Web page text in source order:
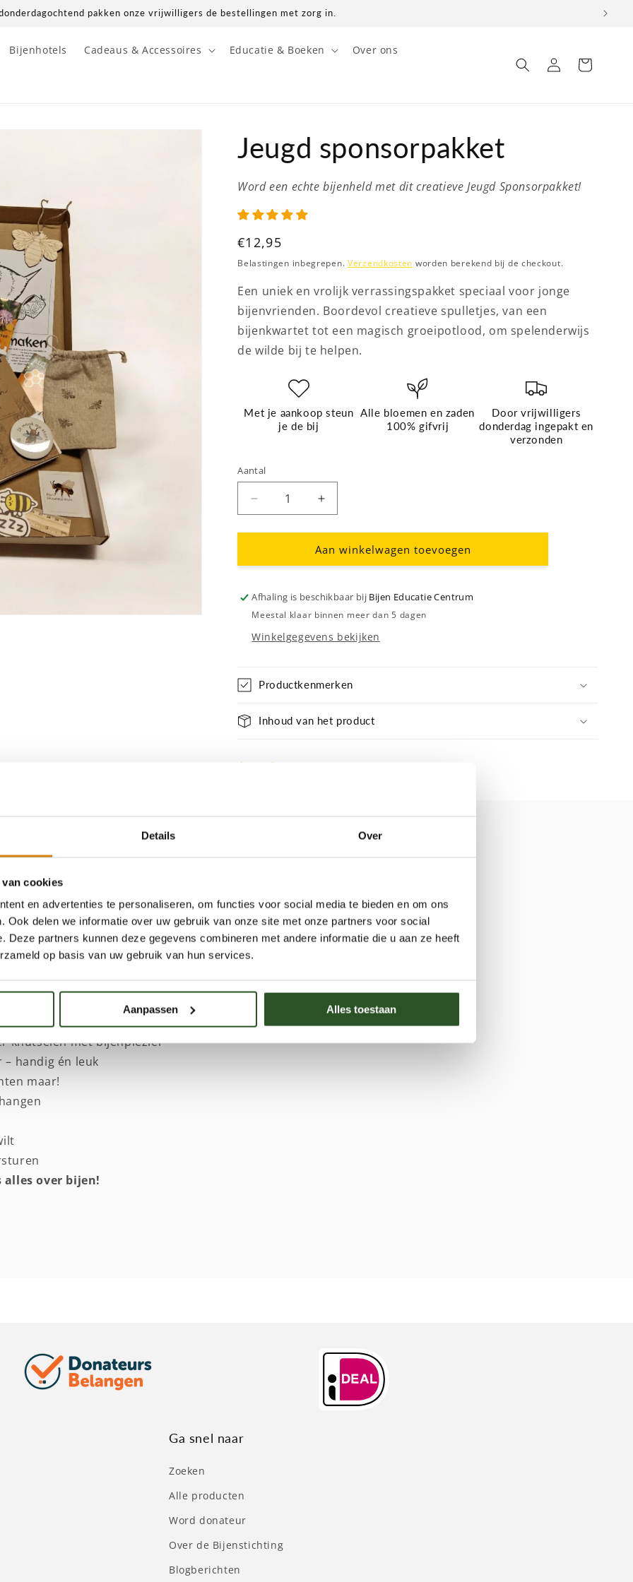
Details Over
cookies
en advertenties te personaliseren, om functies voor social media te bieden en om ons
Ook delen we informatie over uw gebruik van onze site met onze partners voor social
Deze partners kunnen deze gegevens combineren met andere informatie die u aan ze heeft
op basis van uw gebruik van hun services.
Aanpassen Alles toestaan
pakken onze vrijwilligers de bestellingen met zorg in.
Bijenhotels Cadeaus & Accessoires Educatie & Boeken Over ons
Inloggen
Winkelwagen
Jeugd sponsorpakket
Word een echte bijenheld met dit creatieve Jeugd Sponsorpakket!
Normale
prijs
€12,95
Belastingen inbegrepen. Verzendkosten worden berekend bij de checkout.
Een uniek en vrolijk verrassingspakket speciaal voor jonge
bijenvrienden. Boordevol creatieve spulletjes, van een
bijenkwartet tot een magisch groeipotlood, om spelenderwijs
de wilde bij te helpen.
Met je aankoop steun
je de bij
Alle bloemen en zaden
100% gifvrij
Door vrijwilligers
donderdag ingepakt en
verzonden
Aantal
Aantal
verlagen
voor
sponsorpakket
Aantal
verhogen
voor
Jeugd
sponsorpakket
Aan winkelwagen toevoegen
Afhaling is beschikbaar bij Bijen Educatie Centrum
Meestal klaar binnen meer dan 5 dagen
Winkelgegevens bekijken
Productkenmerken
Inhoud van het product
Deel
Sponsorpakket!
wij iets héél bijzonders voor jou!
én bijvriendelijke spulletjes die je nergens
inzetten voor de wilde bij!
los!
knutselen met bijenplezier
handig én leuk
maar!
over bijen!
Ga snel naar
Zoeken
Alle producten
Word donateur
Over de Bijenstichting
Blogberichten